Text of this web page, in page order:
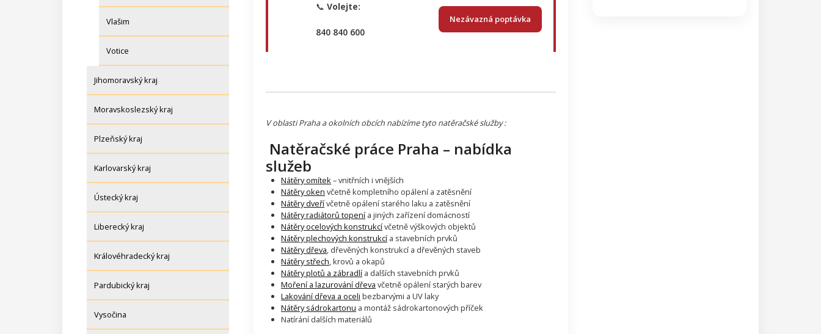
Vlašim
Votice
Jihomoravský kraj
Moravskoslezský kraj
Plzeňský kraj
Karlovarský kraj
Ústecký kraj
Liberecký kraj
Královéhradecký kraj
Pardubický kraj
Vysočina
📞Volejte:
840 840 600
Nezávazná poptávka
V oblasti Praha a okolních obcích nabízíme tyto natěračské služby :
Natěračské práce Praha – nabídka
služeb
Nátěry omítek– vnitřních i vnějších
Nátěry oken včetně kompletního opálení a zatěsnění
Nátěry dveřívčetně opálení starého laku a zatěsnění
Nátěry radiátorů topení a jiných zařízení domácností
Nátěry ocelových konstrukcívčetně výškových objektů
Nátěry plechových konstrukcí a stavebních prvků
Nátěry dřeva, dřevěných konstrukcí a dřevěných staveb
Nátěry střech, krovů a okapů
Nátěry plotů a zábradlí a dalších stavebních prvků
Moření a lazurování dřeva včetně opálení starých barev
Lakování dřeva a oceli bezbarvými a UV laky
Nátěry sádrokartonu a montáž sádrokartonových příček
Natírání dalších materiálů